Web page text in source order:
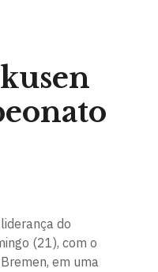
do
(21), com o
em uma